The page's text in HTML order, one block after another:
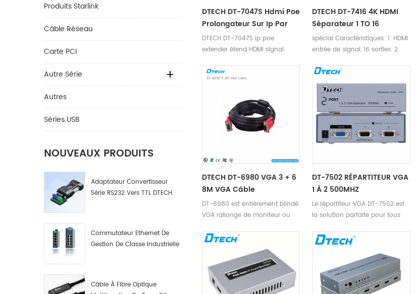
Produits Starlink
Câble Réseau
Carte PCI
Autre Série
Autres
Séries USB
NOUVEAUX PRODUITS
Adaptateur Convertisseur
Série RS232 Vers TTL DTECH
Commutateur Ethernet De
Gestion De Classe Industrielle
Câble À Fibre Optique
DTECH DT-7047S Hdmi Poe
Prolongateur Sur Ip Par
CAT5 Cat6 Câble 120m
Expéditeur
DTECH DT-7047S ip poe
extender étend HDMI signal
et support 1080P.
DTECH DT-7416 4K HDMI
Séparateur 1 TO 16
spécial Caractéristiques: 1. HDMI
entrée de signal, 16 sorties. 2.
support blu-ray DVD24 / 50 /
60fs / hd-dvd / xvYCC 4. dts
audio formst-DTS-HD / Dolby-
trueHD / LPCM7.1 / DTS / DOLBY-
AC3 / DSD / HD (HBR) 5.
distance de transmission: 25m,
entrée 15m, sortie 10m
DTECH DT-6980 VGA 3 + 6
8M VGA Câble
DT-6980 est entièrement blindé
VGA rallonge de moniteur ou
DT-7502 RÉPARTITEUR VGA
1 À 2 500MHZ
Le répartiteur VGA DT-7502 est
la solution parfaite pour tous
un signal vidéo à 2 écrans.